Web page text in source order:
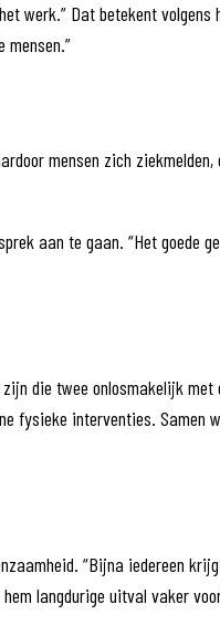
werk.” Dat betekent
mensen.”
mensen zich
aan te gaan. “Het goede
die twee onlosmakelijk met
interventies. Samen
“Bijna iedereen
langdurige uitval vaker